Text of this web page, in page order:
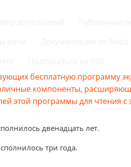
бесплатную программу
компоненты,
этой программы для чтения с
двенадцать лет.
три года.